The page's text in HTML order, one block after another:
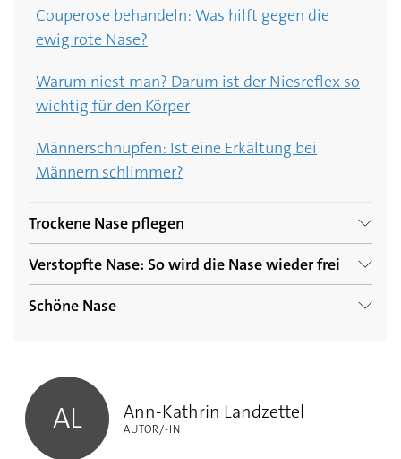
Couperose behandeln: Was hilft gegen die
ewig rote Nase?
Warum niest man? Darum ist der Niesreflex so
wichtig für den Körper
Männerschnupfen: Ist eine Erkältung bei
Männern schlimmer?
Trockene Nase pflegen
Trockene Nase – was hilft? Effektive Tipps
gegen trockene Nasenschleimhäute
Verstopfte Nase: So wird die Nase wieder frei
Wie Nase frei bekommen? Fünf Tipps bei
Wie Nase putzen? Drei Regeln, die Ihre Nase
schützen
Nasenspray-Sucht bekämpfen: Was tun gegen
Schöne Nase
Was tun gegen Mitesser auf der Nase? 5 Tipps
AL Ann-Kathrin Landzettel
AUTOR/-IN